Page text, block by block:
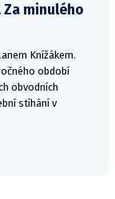
minulého
Knížákem.
období
obvodních
stíhání v